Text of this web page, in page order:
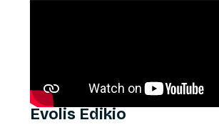
Evolis Edikio